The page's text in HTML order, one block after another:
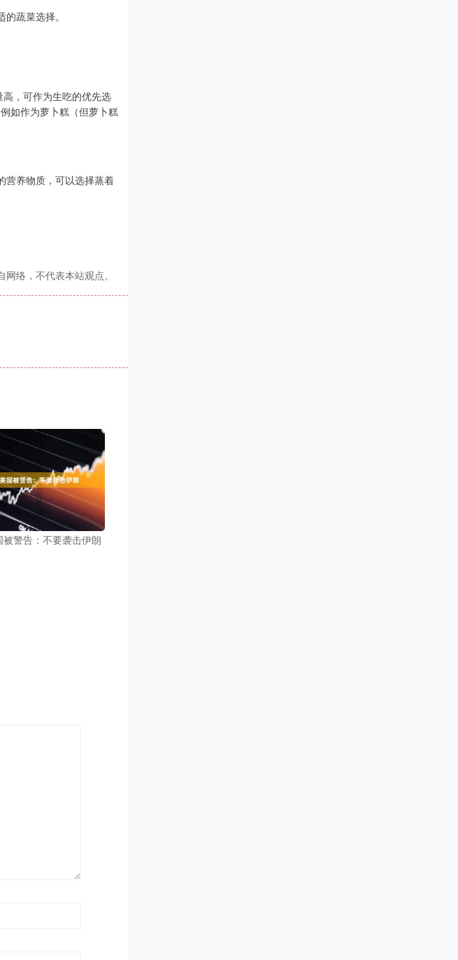
蔬菜选择。
高，可作为生吃的优先选
如作为萝卜糕（但萝卜糕
营养物质，可以选择蒸着
络，不代表本站观点。
警告：不要袭击伊朗